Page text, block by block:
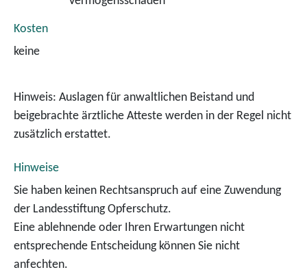
Kosten
keine
Hinweis: Auslagen für anwaltlichen Beistand und
beigebrachte ärztliche Atteste werden in der Regel nicht
zusätzlich erstattet.
Hinweise
Sie haben keinen Rechtsanspruch auf eine Zuwendung
der Landesstiftung Opferschutz.
Eine ablehnende oder Ihren Erwartungen nicht
entsprechende Entscheidung können Sie nicht
anfechten.